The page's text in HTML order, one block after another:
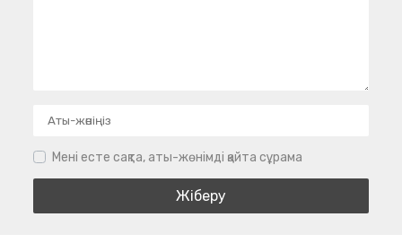
Мені есте сақта, аты-жөнімді қайта сұрама